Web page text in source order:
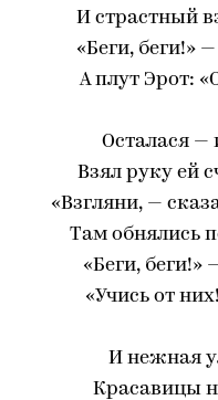
И страстный
«Беги, беги!»
А плут Эрот:
Осталася —
Взял руку ей
«Взгляни, —
Там обнялись
«Беги, беги!»
«Учись от
И нежная
Красавицы